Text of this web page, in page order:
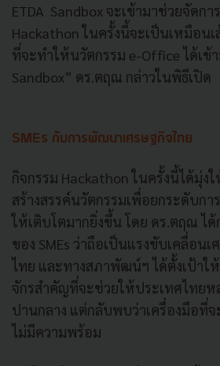
ETDA Sandbox จะเข้ามาช่วยจัดกา
Hackathon ในครั้งนี้จะเป็นเหมือนเ
ที่จะทำให้นวัตกรรม e-Office ได้เข้า
Sandbox” ดร.ตฤณ กล่าวในพิธีเปิด
SMEs กับการพัฒนาเศรษฐกิจไทย
กิจกรรม Hackathon ในครั้งนี้ได้มุ่ง
สร้างสรรค์นวัตกรรมเพื่อยกระดับกา
ให้เติบโตมากยิ่งขึ้น โดย ดร.ตฤณ ไ
ของ SMEs ว่าถือเป็นแรงขับเคลื่อน
ไทย และทางสภาพัฒน์ฯ ได้ตั้งเป้าให้
จักรสำคัญที่จะช่วยให้ประเทศไทยห
ปานกลาง แต่กลับพบว่าเครื่องมือที่จ
ไม่มีความพร้อม